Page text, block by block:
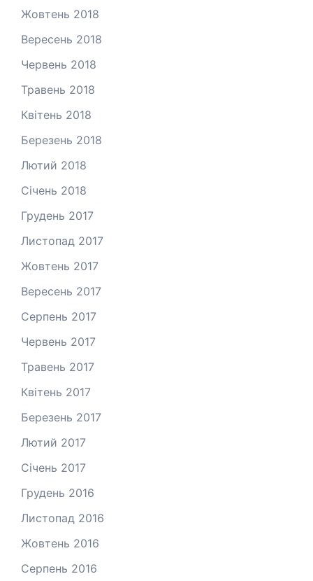
Жовтень 2018
Вересень 2018
Червень 2018
Травень 2018
Квітень 2018
Березень 2018
Лютий 2018
Січень 2018
Грудень 2017
Листопад 2017
Жовтень 2017
Вересень 2017
Серпень 2017
Червень 2017
Травень 2017
Квітень 2017
Березень 2017
Лютий 2017
Січень 2017
Грудень 2016
Листопад 2016
Жовтень 2016
Серпень 2016